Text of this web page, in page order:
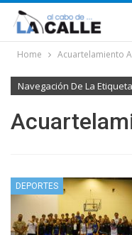
Home Acuartelamiento
Navegación De La Etiqueta
DEPORTES